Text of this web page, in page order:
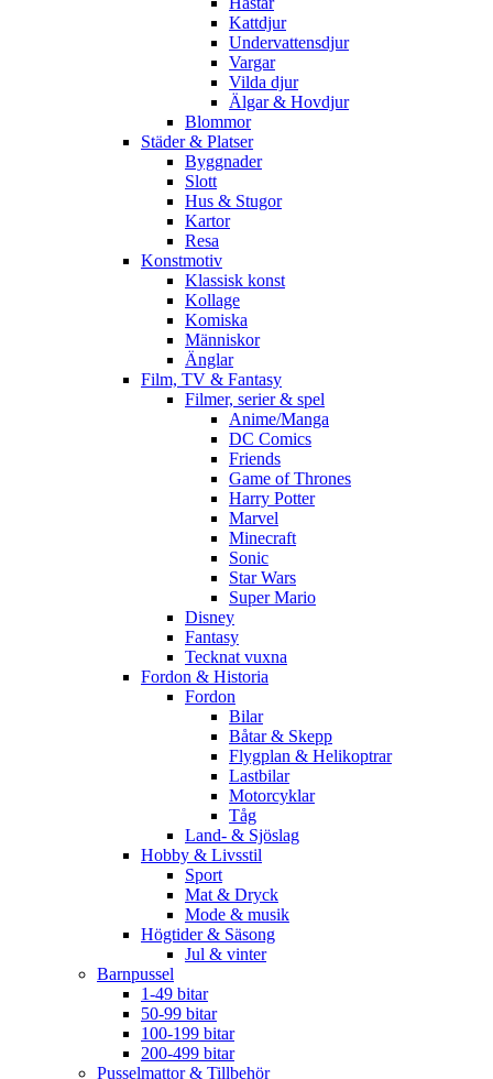
Kattdjur
Undervattensdjur
Vargar
Vilda djur
Älgar & Hovdjur
Blommor
Städer & Platser
Byggnader
Slott
Hus & Stugor
Kartor
Resa
Konstmotiv
Klassisk konst
Kollage
Komiska
Människor
Änglar
Film, TV & Fantasy
Filmer, serier & spel
Anime/Manga
DC Comics
Friends
Game of Thrones
Harry Potter
Marvel
Minecraft
Sonic
Star Wars
Super Mario
Disney
Fantasy
Tecknat vuxna
Fordon & Historia
Fordon
Bilar
Båtar & Skepp
Flygplan & Helikoptrar
Lastbilar
Motorcyklar
Tåg
Land- & Sjöslag
Hobby & Livsstil
Sport
Mat & Dryck
Mode & musik
Högtider & Säsong
Jul & vinter
Barnpussel
1-49 bitar
50-99 bitar
100-199 bitar
200-499 bitar
Pusselmattor & Tillbehör